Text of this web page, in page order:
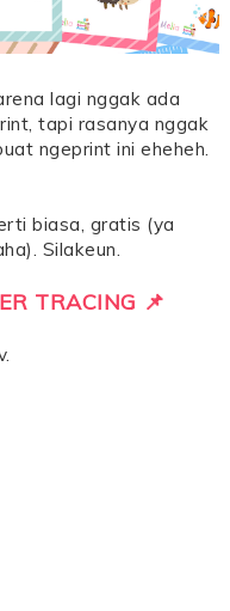
lagi nggak ada
tapi rasanya nggak
ngeprint ini eheheh.
biasa, gratis (ya
Silakeun.
TRACING 📌